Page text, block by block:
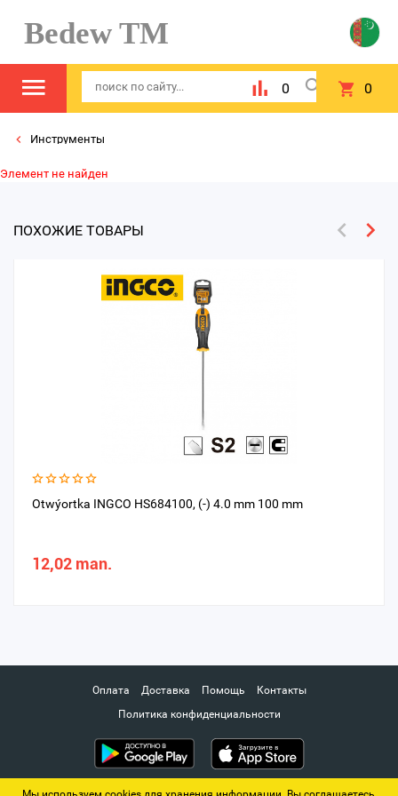
Bedew TM
0 0
Инструменты
Элемент не найден
ПОХОЖИЕ ТОВАРЫ
Otwýortka INGCO HS684100, (-) 4.0 mm 100 mm
12,02 man.
Оплата Доставка Помощь
Контакты
Политика конфиденциальности